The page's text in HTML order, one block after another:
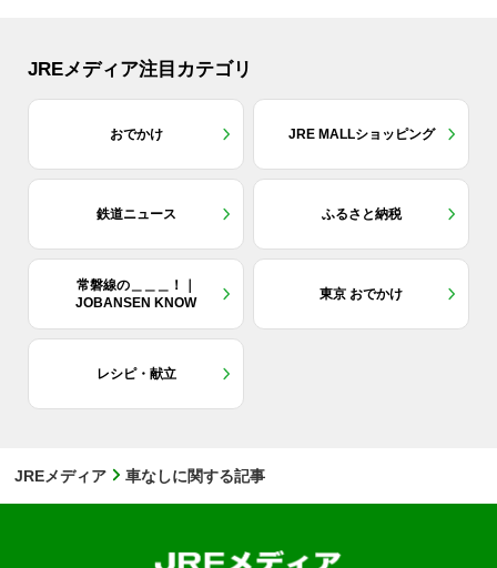
JREメディア注目カテゴリ
おでかけ JRE MALLショッピング
鉄道ニュース ふるさと納税
常磐線の＿＿＿！｜
JOBANSEN KNOW
東京 おでかけ
レシピ・献立
JREメディア 車なしに関する記事